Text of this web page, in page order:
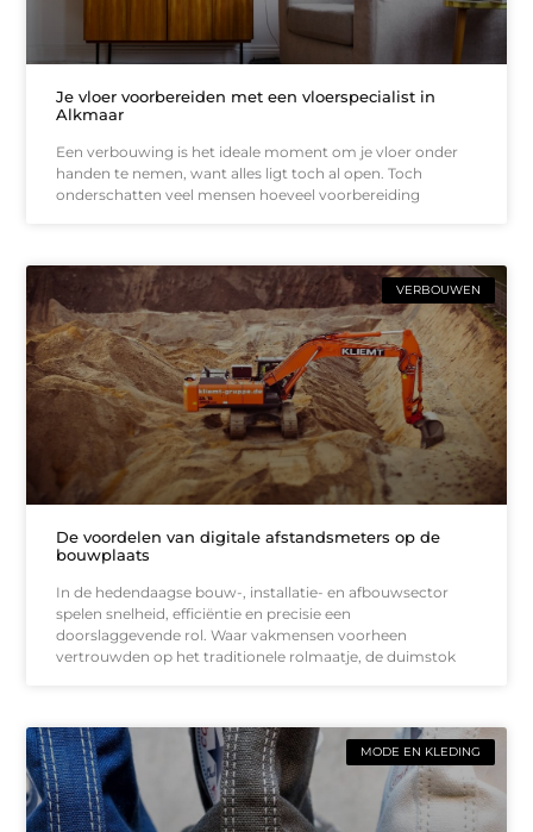
Je vloer voorbereiden met een vloerspecialist in
Alkmaar
Een verbouwing is het ideale moment om je vloer onder
handen te nemen, want alles ligt toch al open. Toch
onderschatten veel mensen hoeveel voorbereiding
VERBOUWEN
De voordelen van digitale afstandsmeters op de
bouwplaats
In de hedendaagse bouw-, installatie- en afbouwsector
spelen snelheid, efficiëntie en precisie een
doorslaggevende rol. Waar vakmensen voorheen
vertrouwden op het traditionele rolmaatje, de duimstok
MODE EN KLEDING